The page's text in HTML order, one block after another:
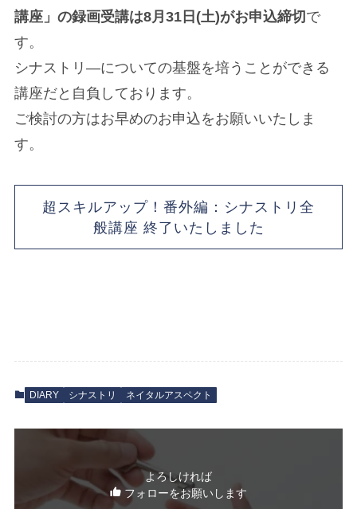
講座」の録画受講は8月31日(土)がお申込締切で
す。
シナストリ―についての基盤を培うことができる
講座だと自負しております。
ご検討の方はお早めのお申込をお願いいたしま
す。
超スキルアップ！番外編：シナストリ全
般講座 終了いたしました
DIARY シナストリ ネイタルアスペクト
よろしければ
フォローをお願いします